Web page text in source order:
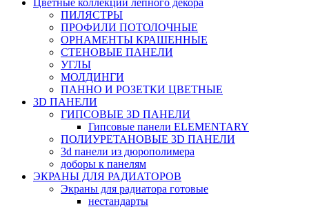
Цветные коллекции лепного декора
ПИЛЯСТРЫ
ПРОФИЛИ ПОТОЛОЧНЫЕ
ОРНАМЕНТЫ КРАШЕННЫЕ
СТЕНОВЫЕ ПАНЕЛИ
УГЛЫ
МОЛДИНГИ
ПАННО И РОЗЕТКИ ЦВЕТНЫЕ
3D ПАНЕЛИ
ГИПСОВЫЕ 3D ПАНЕЛИ
Гипсовые панели ELEMENTARY
ПОЛИУРЕТАНОВЫЕ 3D ПАНЕЛИ
3d панели из дюрополимера
доборы к панелям
ЭКРАНЫ ДЛЯ РАДИАТОРОВ
Экраны для радиатора готовые
нестандарты